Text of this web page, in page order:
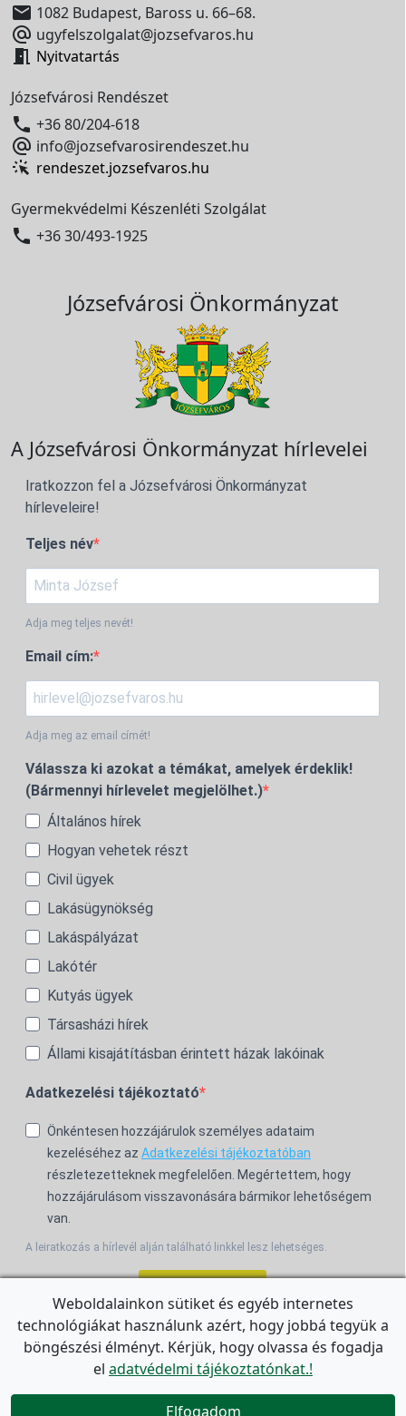
 1082 Budapest, Baross u. 66–68.
 ugyfelszolgalat@jozsefvaros.hu
 Nyitvatartás
Józsefvárosi Rendészet
 +36 80/204-618
 info@jozsefvarosirendeszet.hu
rendeszet.jozsefvaros.hu
Gyermekvédelmi Készenléti Szolgálat
 +36 30/493-1925
Józsefvárosi Önkormányzat
A Józsefvárosi Önkormányzat hírlevelei
Iratkozzon fel a Józsefvárosi Önkormányzat
hírleveleire!
Teljes név
Adja meg teljes nevét!
Email cím:
Adja meg az email címét!
Válassza ki azokat a témákat, amelyek érdeklik!
(Bármennyi hírlevelet megjelölhet.)
Általános hírek
Hogyan vehetek részt
Civil ügyek
Lakásügynökség
Lakáspályázat
Lakótér
Kutyás ügyek
Társasházi hírek
Állami kisajátításban érintett házak lakóinak
Adatkezelési tájékoztató
Önkéntesen hozzájárulok személyes adataim
kezeléséhez az Adatkezelési tájékoztatóban
részletezetteknek megfelelően. Megértettem, hogy
hozzájárulásom visszavonására bármikor lehetőségem
van.
A leiratkozás a hírlevél alján található linkkel lesz lehetséges.
For the English Newsletter, clickHERE.

Weboldalainkon sütiket és egyéb internetes
technológiákat használunk azért, hogy jobbá tegyük a
böngészési élményt. Kérjük, hogy olvassa és fogadja
el adatvédelmi tájékoztatónkat.!
Elfogadom